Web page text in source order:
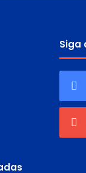
Siga